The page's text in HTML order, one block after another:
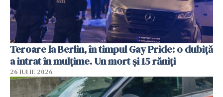
Teroare la Berlin, în timpul Gay Pride: o dubiță
a intrat în mulțime. Un mort și 15 răniți
26 IULIE 2026